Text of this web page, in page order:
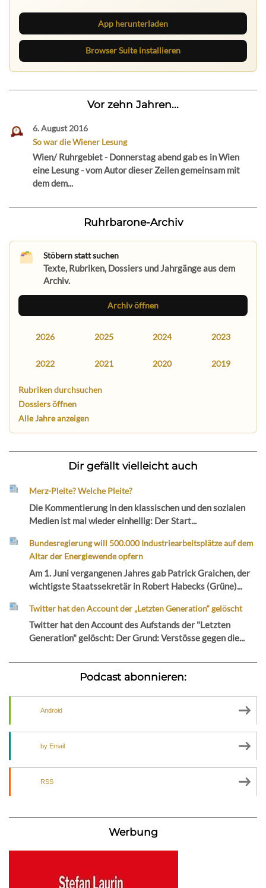
App herunterladen
Browser Suite installieren
Vor zehn Jahren...
6. August 2016
So war die Wiener Lesung
Wien/ Ruhrgebiet - Donnerstag abend gab es in Wien
eine Lesung - vom Autor dieser Zeilen gemeinsam mit
dem dem...
Ruhrbarone-Archiv
Stöbern statt suchen
Texte, Rubriken, Dossiers und Jahrgänge aus dem
Archiv.
Archiv öffnen
2026 2025 2024 2023
2022 2021 2020 2019
Rubriken durchsuchen
Dossiers öffnen
Alle Jahre anzeigen
Dir gefällt vielleicht auch
Merz-Pleite? Welche Pleite?
Die Kommentierung in den klassischen und den sozialen
Medien ist mal wieder einhellig: Der Start...
Bundesregierung will 500.000 Industriearbeitsplätze auf dem
Altar der Energiewende opfern
Am 1. Juni vergangenen Jahres gab Patrick Graichen, der
wichtigste Staatssekretär in Robert Habecks (Grüne)...
Twitter hat den Account der „Letzten Generation“ gelöscht
Twitter hat den Account des Aufstands der "Letzten
Generation" gelöscht: Der Grund: Verstösse gegen die...
Podcast abonnieren:
Android
by Email
RSS
Werbung